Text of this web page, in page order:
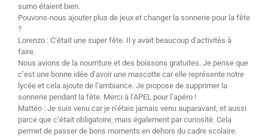
sumo étaient bien.
Pouvons-nous ajouter plus de jeux et changer la sonnerie pour la fête
?
Lorenzo : C’était une super fête. Il y avait beaucoup d’activités à
faire.
Nous avions de la nourriture et des boissons gratuites. Je pense que
c’est une bonne idée d’avoir une mascotte car elle représente notre
lycée et cela ajoute de l’ambiance. Je propose de supprimer la
sonnerie pendant la fête. Merci à l’APEL pour l’apéro !
Mattéo : Je suis venu car je n’étais jamais venu auparavant, et aussi
parce que c’était obligatoire, mais également par curiosité. Cela
permet de passer de bons moments en dehors du cadre scolaire.